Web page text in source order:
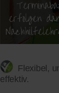
Flexibel,
effektiv.